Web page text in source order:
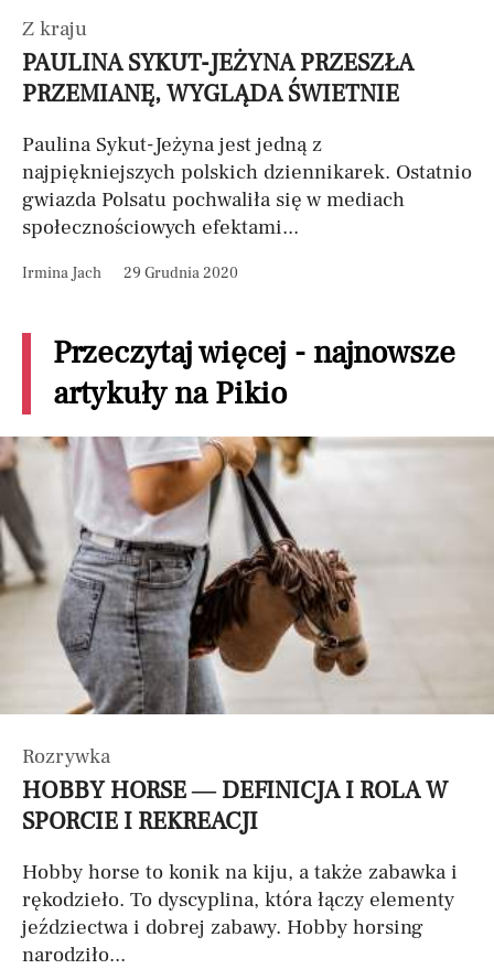
Z kraju
PAULINA SYKUT-JEŻYNA PRZESZŁA
PRZEMIANĘ, WYGLĄDA ŚWIETNIE
Paulina Sykut-Jeżyna jest jedną z
najpiękniejszych polskich dziennikarek. Ostatnio
gwiazda Polsatu pochwaliła się w mediach
społecznościowych efektami...
Irmina Jach 29 Grudnia 2020
Przeczytaj więcej - najnowsze
artykuły na Pikio
Rozrywka
HOBBY HORSE — DEFINICJA I ROLA W
SPORCIE I REKREACJI
Hobby horse to konik na kiju, a także zabawka i
rękodzieło. To dyscyplina, która łączy elementy
jeździectwa i dobrej zabawy. Hobby horsing
narodziło...